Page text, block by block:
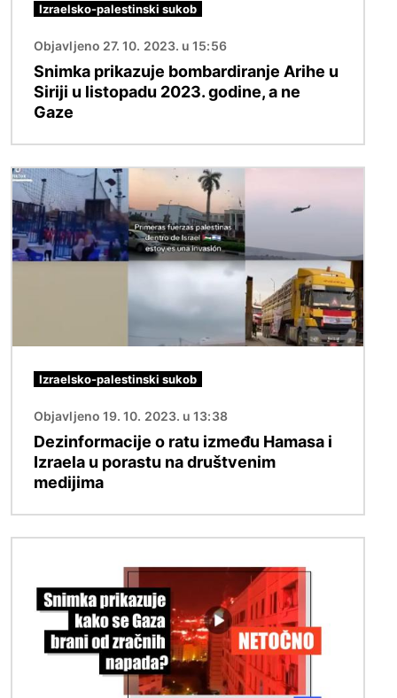
Izraelsko-palestinski sukob
Objavljeno 27. 10. 2023. u 15:56
Snimka prikazuje bombardiranje Arihe u
Siriji u listopadu 2023. godine, a ne
Gaze
Slika
Izraelsko-palestinski sukob
Objavljeno 19. 10. 2023. u 13:38
Dezinformacije o ratu između Hamasa i
Izraela u porastu na društvenim
medijima